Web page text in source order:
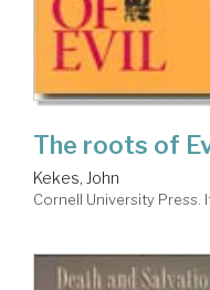
The roots of
Kekes, John
Cornell University Press.